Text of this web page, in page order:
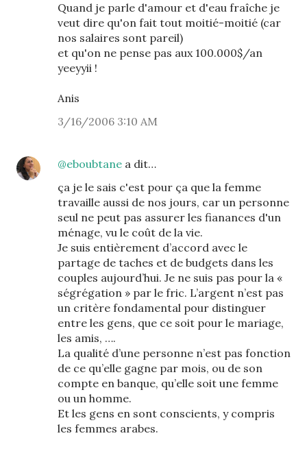
Quand je parle d'amour et d'eau fraîche je
veut dire qu'on fait tout moitié-moitié (car
nos salaires sont pareil)
et qu'on ne pense pas aux 100.000$/an
yeeyyii !
Anis
3/16/2006 3:10 AM
@eboubtane a dit…
ça je le sais c'est pour ça que la femme
travaille aussi de nos jours, car un personne
seul ne peut pas assurer les fianances d'un
ménage, vu le coût de la vie.
Je suis entièrement d’accord avec le
partage de taches et de budgets dans les
couples aujourd’hui. Je ne suis pas pour la «
ségrégation » par le fric. L’argent n’est pas
un critère fondamental pour distinguer
entre les gens, que ce soit pour le mariage,
les amis, ….
La qualité d’une personne n’est pas fonction
de ce qu’elle gagne par mois, ou de son
compte en banque, qu’elle soit une femme
ou un homme.
Et les gens en sont conscients, y compris
les femmes arabes.